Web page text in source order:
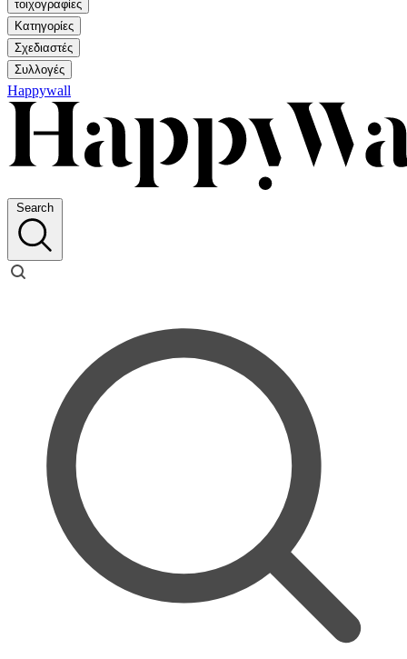
τοιχογραφίες
Κατηγορίες
Σχεδιαστές
Συλλογές
Happywall
Search